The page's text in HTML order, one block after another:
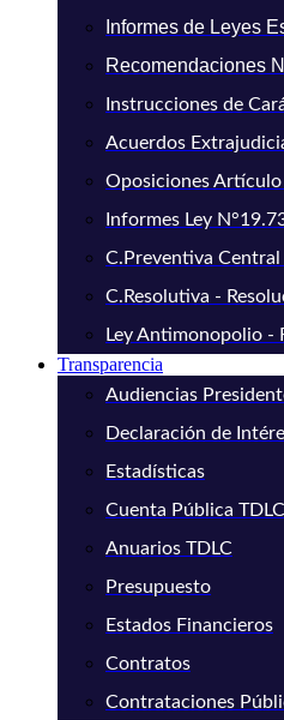
Informes de Leyes
Recomendaciones
Instrucciones de
Acuerdos
Oposiciones Artículo
Informes Ley
C.Preventiva
C.Resolutiva -
Ley Antimonopolio -
Transparencia
Audiencias
Declaración de
Estadísticas
Cuenta Pública TDLC
Anuarios TDLC
Presupuesto
Estados Financieros
Contratos
Contrataciones